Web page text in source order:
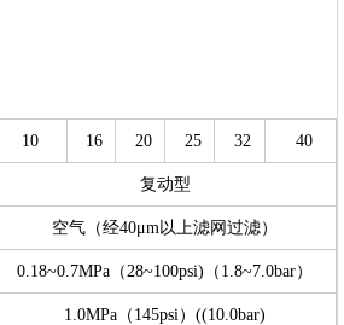
10 16 20 25 32 40
复动型
空气（经40μm以上滤网过滤）
0.18~0.7MPa（28~100psi)（1.8~7.0bar）
1.0MPa（145psi）((10.0bar)